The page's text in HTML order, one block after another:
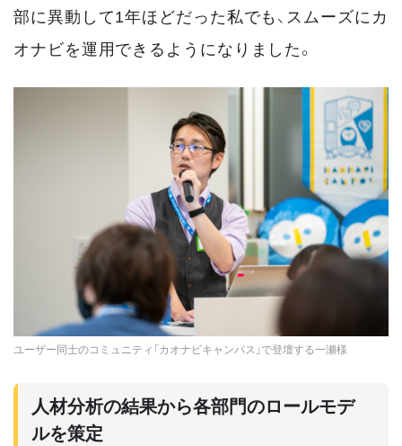
部に異動して1年ほどだった私でも、スムーズにカ
オナビを運用できるようになりました。
ユーザー同士のコミュニティ「カオナビキャンパス」で登壇する一瀬様
人材分析の結果から各部門のロールモデ
ルを策定